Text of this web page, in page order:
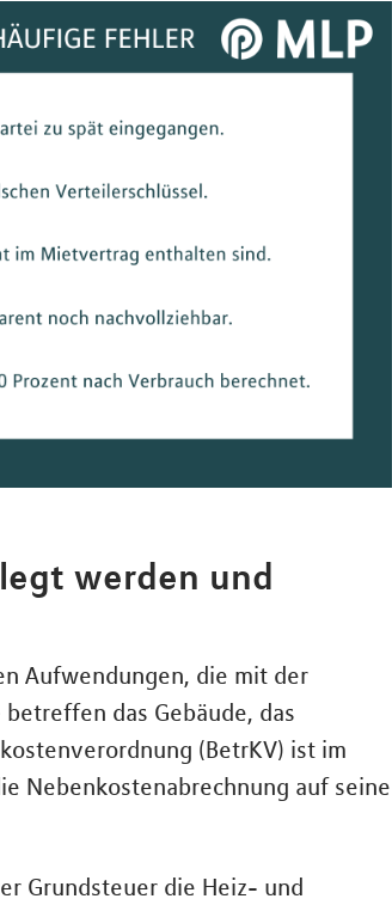
werden und
Aufwendungen, die mit der
das Gebäude, das
(BetrKV) ist im
Nebenkostenabrechnung auf seine
Grundsteuer die Heiz- und